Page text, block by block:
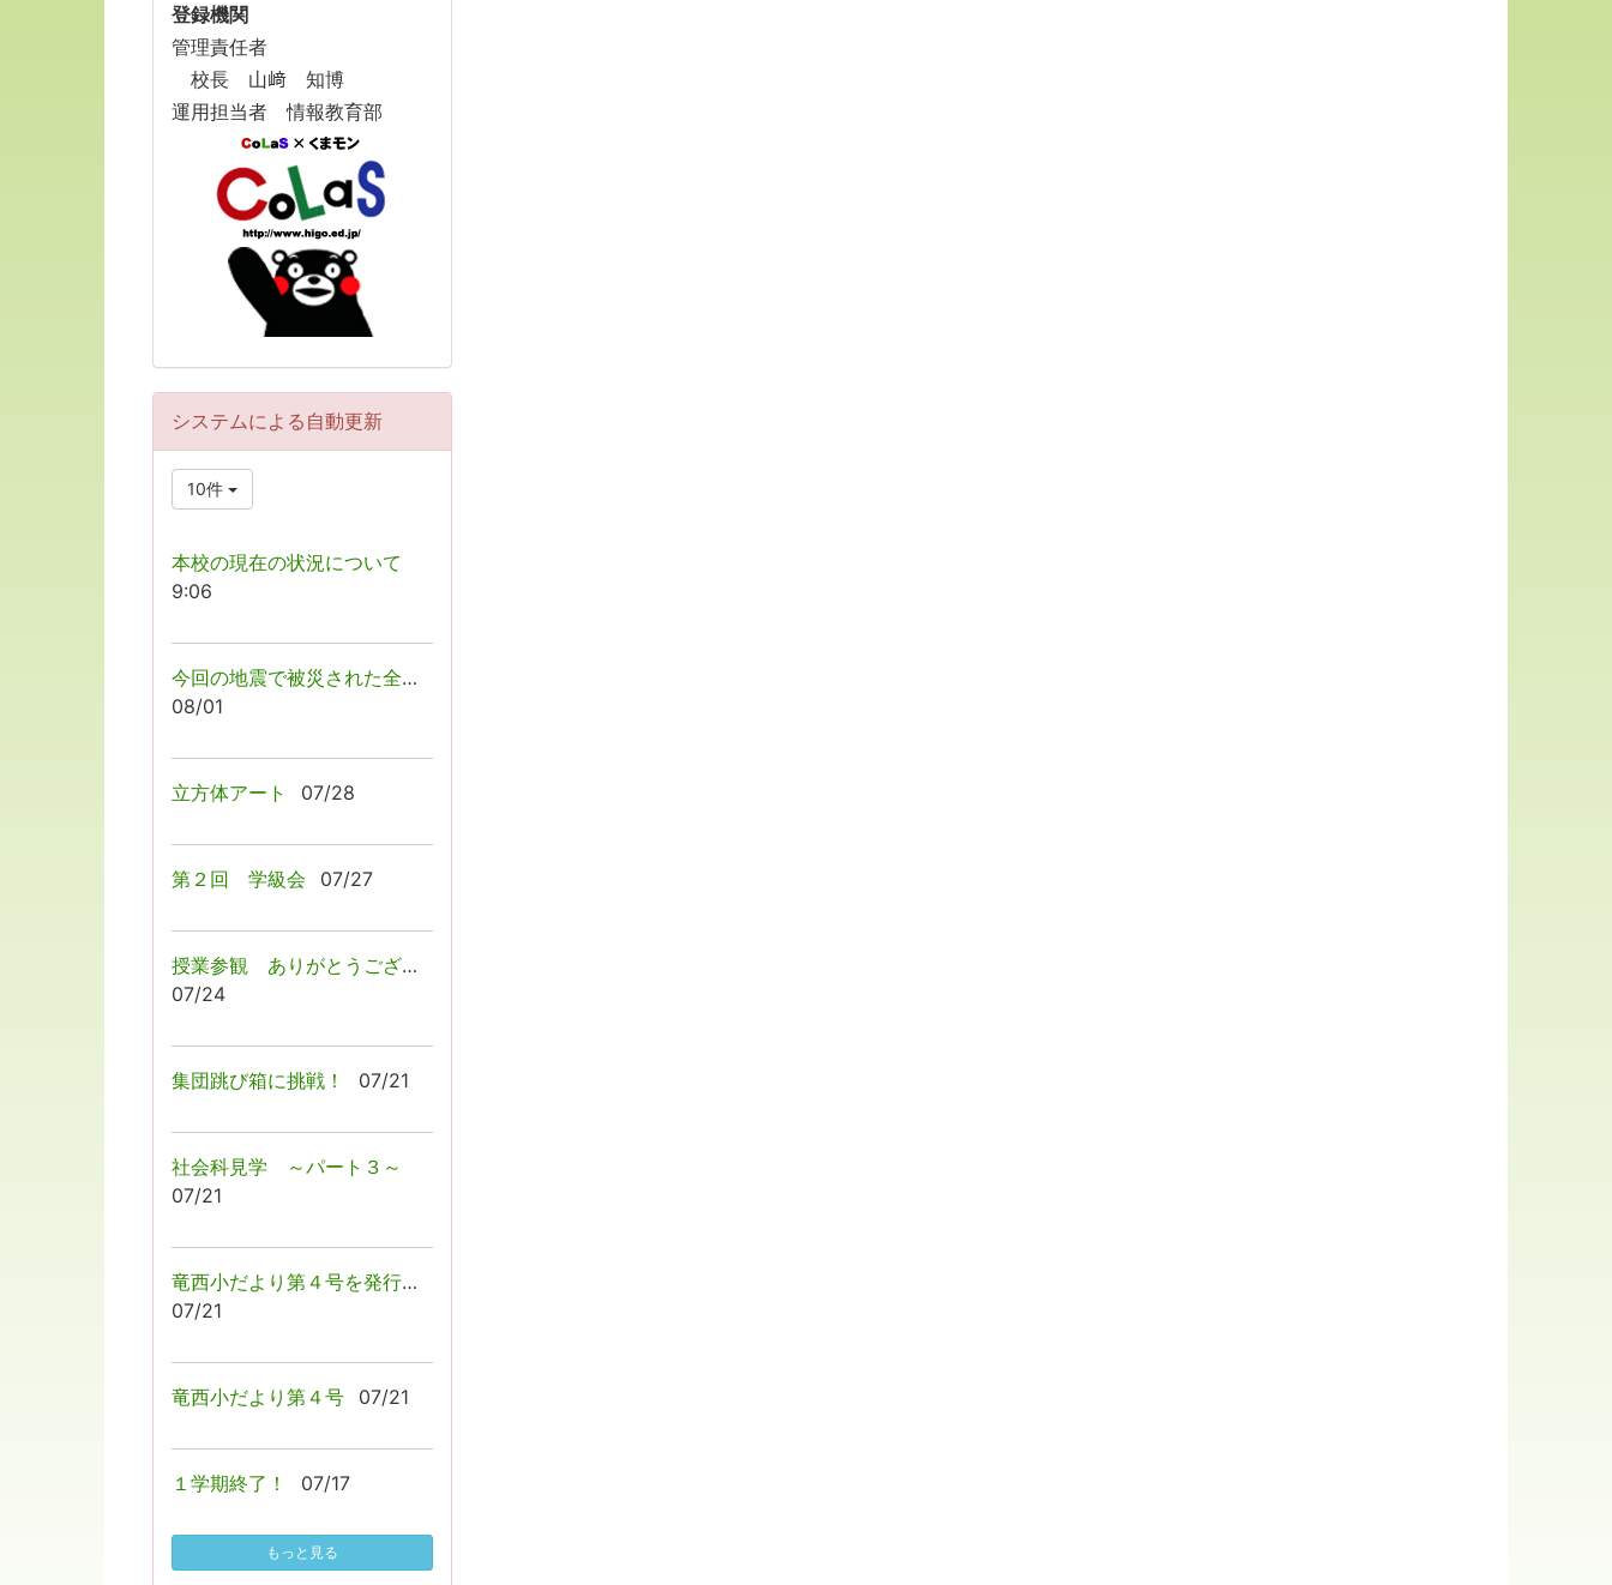
登録機関
管理責任者
校長 山﨑 知博
運用担当者 情報教育部
システムによる自動更新
10件
本校の現在の状況について
9:06
今回の地震で被災された全ての皆様へ
08/01
立方体アート 07/28
第２回 学級会 07/27
授業参観 ありがとうございましたっ！
07/24
集団跳び箱に挑戦！ 07/21
社会科見学 ～パート３～
07/21
竜西小だより第４号を発行しました！
07/21
竜西小だより第４号 07/21
１学期終了！ 07/17
もっと見る